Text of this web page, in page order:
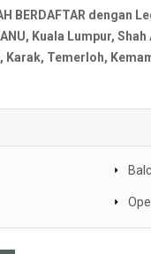
BERDAFTAR
Kuala Lumpur,
Karak, Temerloh,